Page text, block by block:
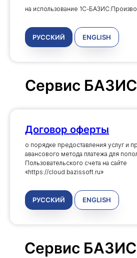
на использование 1С-
РУССКИЙ ENGLISH
Сервис
Договор оферты
о порядке предоставления услуг и
авансового метода платежа для
Пользовательского счета на сайте
«https://cloud.bazissoft.ru»
РУССКИЙ ENGLISH
Сервис